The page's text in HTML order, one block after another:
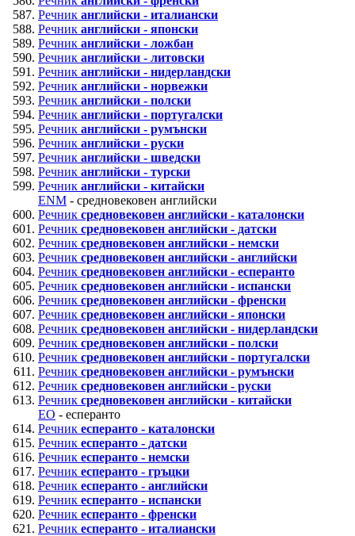
Речник английски - италиански
Речник английски - японски
Речник английски - ложбан
Речник английски - литовски
Речник английски - нидерландски
Речник английски - норвежки
Речник английски - полски
Речник английски - португалски
Речник английски - румънски
Речник английски - руски
Речник английски - шведски
Речник английски - турски
Речник английски - китайски
ENM - средновековен английски
Речник средновековен английски - каталонски
Речник средновековен английски - датски
Речник средновековен английски - немски
Речник средновековен английски - английски
Речник средновековен английски - есперанто
Речник средновековен английски - испански
Речник средновековен английски - френски
Речник средновековен английски - японски
Речник средновековен английски - нидерландски
Речник средновековен английски - полски
Речник средновековен английски - португалски
Речник средновековен английски - румънски
Речник средновековен английски - руски
Речник средновековен английски - китайски
EO - есперанто
Речник есперанто - каталонски
Речник есперанто - датски
Речник есперанто - немски
Речник есперанто - гръцки
Речник есперанто - английски
Речник есперанто - испански
Речник есперанто - френски
Речник есперанто - италиански